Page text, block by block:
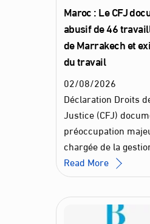
Maroc : Le CFJ
abusif de 46
de Marrakech et
du travail
02/08/2026
Déclaration Droits
Justice (CFJ)
préoccupation
chargée de la
Read More